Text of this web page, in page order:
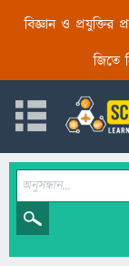
বিজ্ঞান ও প্রযুক্তির
জিতে